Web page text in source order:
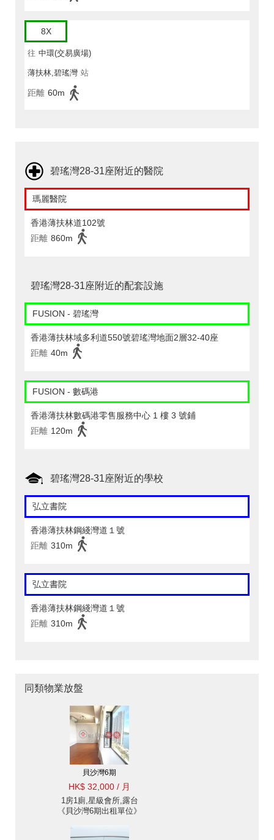
8X
往 中環(交易廣場)
薄扶林,碧瑤灣 站
距離 60m
碧瑤灣28-31座附近的醫院
瑪麗醫院
香港薄扶林道102號
距離 860m
碧瑤灣28-31座附近的配套設施
FUSION - 碧瑤灣
香港薄扶林域多利道550號碧瑤灣地面2層32-40座
距離 40m
FUSION - 數碼港
香港薄扶林數碼港零售服務中心 1 樓 3 號鋪
距離 120m
碧瑤灣28-31座附近的學校
弘立書院
香港薄扶林鋼綫灣道１號
距離 310m
弘立書院
香港薄扶林鋼綫灣道１號
距離 310m
同類物業放盤
貝沙灣6期
HK$ 32,000 / 月
1房1廁,星級會所,露台
《貝沙灣6期出租單位》